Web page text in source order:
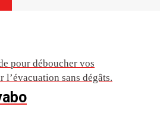
pour déboucher vos
sans dégâts.